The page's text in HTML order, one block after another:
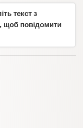
текст з
щоб повідомити